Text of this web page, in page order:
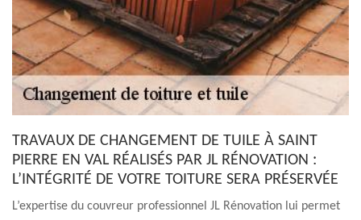
TRAVAUX DE CHANGEMENT DE TUILE À SAINT
PIERRE EN VAL RÉALISÉS PAR JL RÉNOVATION :
L’INTÉGRITÉ DE VOTRE TOITURE SERA PRÉSERVÉE
L’expertise du couvreur professionnel JL Rénovation lui permet